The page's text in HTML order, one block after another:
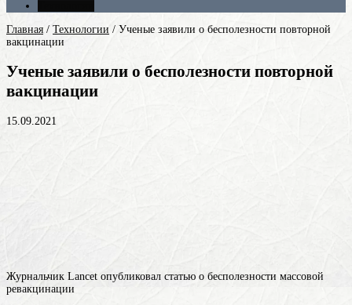
Главная / Технологии / Ученые заявили о бесполезности повторной
вакцинации
Ученые заявили о бесполезности повторной
вакцинации
15.09.2021
Журнальчик Lancet опубликовал статью о бесполезности массовой
ревакцинации